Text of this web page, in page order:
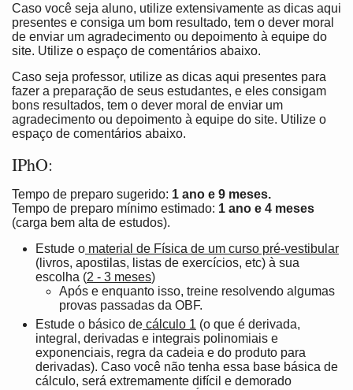
Caso você seja aluno, utilize extensivamente as dicas aqui
presentes e consiga um bom resultado, tem o dever moral
de enviar um agradecimento ou depoimento à equipe do
site. Utilize o espaço de comentários abaixo.
Caso seja professor, utilize as dicas aqui presentes para
fazer a preparação de seus estudantes, e eles consigam
bons resultados, tem o dever moral de enviar um
agradecimento ou depoimento à equipe do site. Utilize o
espaço de comentários abaixo.
IPhO:
Tempo de preparo sugerido: 1 ano e 9 meses.
Tempo de preparo mínimo estimado: 1 ano e 4 meses
(carga bem alta de estudos).
Estude o material de Física de um curso pré-vestibular
(livros, apostilas, listas de exercícios, etc) à sua
escolha (2 - 3 meses)
Após e enquanto isso, treine resolvendo algumas
provas passadas da OBF.
Estude o básico de cálculo 1 (o que é derivada,
integral, derivadas e integrais polinomiais e
exponenciais, regra da cadeia e do produto para
derivadas). Caso você não tenha essa base básica de
cálculo, será extremamente difícil e demorado